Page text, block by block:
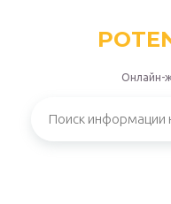
Онлайн-